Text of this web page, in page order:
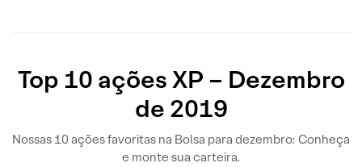
Top 10 ações XP – Dezembro
de 2019
Nossas 10 ações favoritas na Bolsa para dezembro: Conheça
e monte sua carteira.